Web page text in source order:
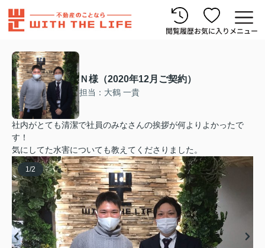
閲覧履歴お気に入り メニュー
Ｎ様（2020年12月ご契約）
担当：大鶴 一貴
社内がとても清潔で社員のみなさんの挨拶が何よりよかったで
す！
気にしてた水害についても教えてくださりました。
1/2